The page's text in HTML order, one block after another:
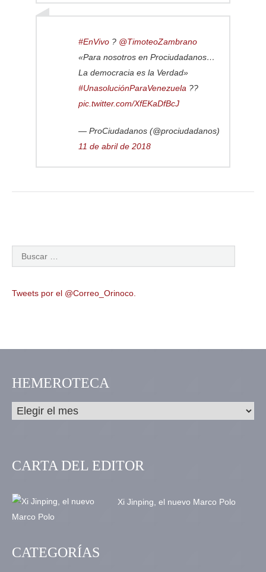
#EnVivo ? @TimoteoZambrano
«Para nosotros en Prociudadanos…
La democracia es la Verdad»
#UnasoluciónParaVenezuela ??
pic.twitter.com/XfEKaDfBcJ
— ProCiudadanos (@prociudadanos)
11 de abril de 2018
Tweets por el @Correo_Orinoco.
HEMEROTECA
CARTA DEL EDITOR
Xi Jinping, el nuevo Marco Polo
CATEGORÍAS